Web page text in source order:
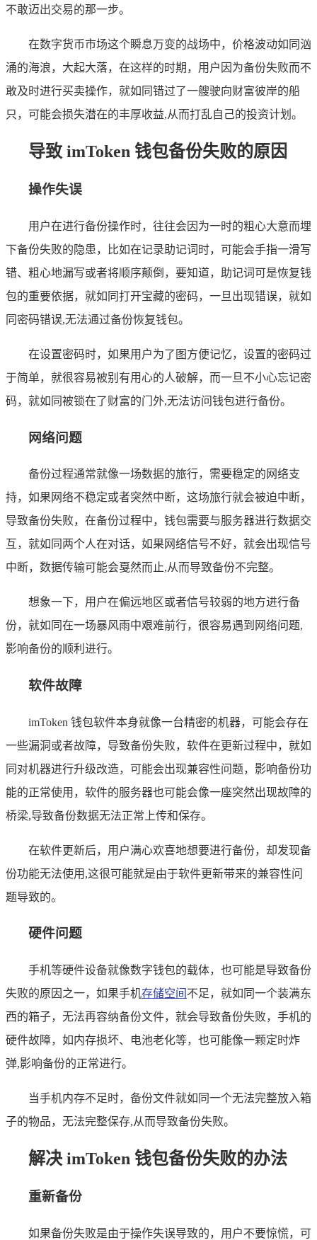
不敢迈出交易的那一步。
在数字货币市场这个瞬息万变的战场中，价格波动如同汹
涌的海浪，大起大落，在这样的时期，用户因为备份失败而不
敢及时进行买卖操作，就如同错过了一艘驶向财富彼岸的船
只，可能会损失潜在的丰厚收益,从而打乱自己的投资计划。
导致 imToken 钱包备份失败的原因
操作失误
用户在进行备份操作时，往往会因为一时的粗心大意而埋
下备份失败的隐患，比如在记录助记词时，可能会手指一滑写
错、粗心地漏写或者将顺序颠倒，要知道，助记词可是恢复钱
包的重要依据，就如同打开宝藏的密码，一旦出现错误，就如
同密码错误,无法通过备份恢复钱包。
在设置密码时，如果用户为了图方便记忆，设置的密码过
于简单，就很容易被别有用心的人破解，而一旦不小心忘记密
码，就如同被锁在了财富的门外,无法访问钱包进行备份。
网络问题
备份过程通常就像一场数据的旅行，需要稳定的网络支
持，如果网络不稳定或者突然中断，这场旅行就会被迫中断，
导致备份失败，在备份过程中，钱包需要与服务器进行数据交
互，就如同两个人在对话，如果网络信号不好，就会出现信号
中断，数据传输可能会戛然而止,从而导致备份不完整。
想象一下，用户在偏远地区或者信号较弱的地方进行备
份，就如同在一场暴风雨中艰难前行，很容易遇到网络问题,
影响备份的顺利进行。
软件故障
imToken 钱包软件本身就像一台精密的机器，可能会存在
一些漏洞或者故障，导致备份失败，软件在更新过程中，就如
同对机器进行升级改造，可能会出现兼容性问题，影响备份功
能的正常使用，软件的服务器也可能会像一座突然出现故障的
桥梁,导致备份数据无法正常上传和保存。
在软件更新后，用户满心欢喜地想要进行备份，却发现备
份功能无法使用,这很可能就是由于软件更新带来的兼容性问
题导致的。
硬件问题
手机等硬件设备就像数字钱包的载体，也可能是导致备份
失败的原因之一，如果手机存储空间 不足，就如同一个装满东
西的箱子，无法再容纳备份文件，就会导致备份失败，手机的
硬件故障，如内存损坏、电池老化等，也可能像一颗定时炸
弹,影响备份的正常进行。
当手机内存不足时，备份文件就如同一个无法完整放入箱
子的物品，无法完整保存,从而导致备份失败。
解决 imToken 钱包备份失败的办法
重新备份
如果备份失败是由于操作失误导致的，用户不要惊慌，可